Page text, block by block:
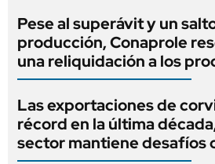
Pese al superávit y un
producción, Conaprole
una reliquidación a los
Las exportaciones de
récord en la última
sector mantiene desafíos